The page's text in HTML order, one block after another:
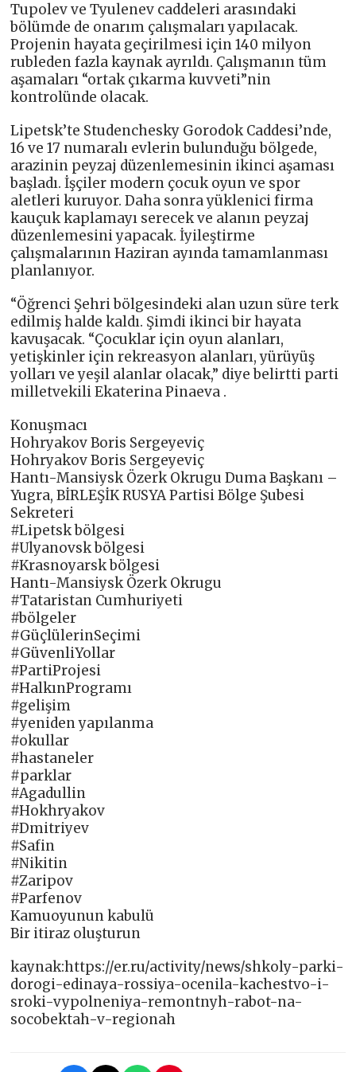
Tupolev ve Tyulenev caddeleri arasındaki
bölümde de onarım çalışmaları yapılacak.
Projenin hayata geçirilmesi için 140 milyon
rubleden fazla kaynak ayrıldı. Çalışmanın tüm
aşamaları “ortak çıkarma kuvveti”nin
kontrolünde olacak.
Lipetsk’te Studenchesky Gorodok Caddesi’nde,
16 ve 17 numaralı evlerin bulunduğu bölgede,
arazinin peyzaj düzenlemesinin ikinci aşaması
başladı. İşçiler modern çocuk oyun ve spor
aletleri kuruyor. Daha sonra yüklenici firma
kauçuk kaplamayı serecek ve alanın peyzaj
düzenlemesini yapacak. İyileştirme
çalışmalarının Haziran ayında tamamlanması
planlanıyor.
“Öğrenci Şehri bölgesindeki alan uzun süre terk
edilmiş halde kaldı. Şimdi ikinci bir hayata
kavuşacak. “Çocuklar için oyun alanları,
yetişkinler için rekreasyon alanları, yürüyüş
yolları ve yeşil alanlar olacak,” diye belirtti parti
milletvekili Ekaterina Pinaeva .
Konuşmacı
Hohryakov Boris Sergeyeviç
Hohryakov Boris Sergeyeviç
Hantı-Mansiysk Özerk Okrugu Duma Başkanı –
Yugra, BİRLEŞİK RUSYA Partisi Bölge Şubesi
Sekreteri
#Lipetsk bölgesi
#Ulyanovsk bölgesi
#Krasnoyarsk bölgesi
Hantı-Mansiysk Özerk Okrugu
#Tataristan Cumhuriyeti
#bölgeler
#GüçlülerinSeçimi
#GüvenliYollar
#PartiProjesi
#HalkınProgramı
#gelişim
#yeniden yapılanma
#okullar
#hastaneler
#parklar
#Agadullin
#Hokhryakov
#Dmitriyev
#Safin
#Nikitin
#Zaripov
#Parfenov
Kamuoyunun kabulü
Bir itiraz oluşturun
kaynak:https://er.ru/activity/news/shkoly-parki-
dorogi-edinaya-rossiya-ocenila-kachestvo-i-
sroki-vypolneniya-remontnyh-rabot-na-
socobektah-v-regionah